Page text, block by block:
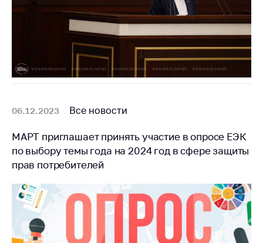
Официальные
геральдические
символы
5 лет МАРТ
Деятельность
Антимонопольное
конкуренция
Торговля и услуги
Регулирование и
контроль закупок
Защита прав
потребителей
06.12.2023 Все новости
МАРТ приглашает принять участие в опросе ЕЭК
по выбору темы года на 2024 год в сфере защиты
прав потребителей